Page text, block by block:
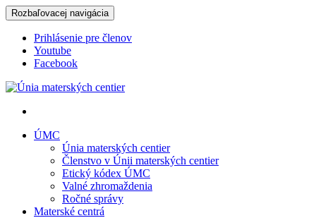
Rozbaľovacej navigácia
Prihlásenie pre členov
Youtube
Facebook
Únia materských centier
ÚMC
Únia materských centier
Členstvo v Únii materských centier
Etický kódex ÚMC
Valné zhromaždenia
Ročné správy
Materské centrá